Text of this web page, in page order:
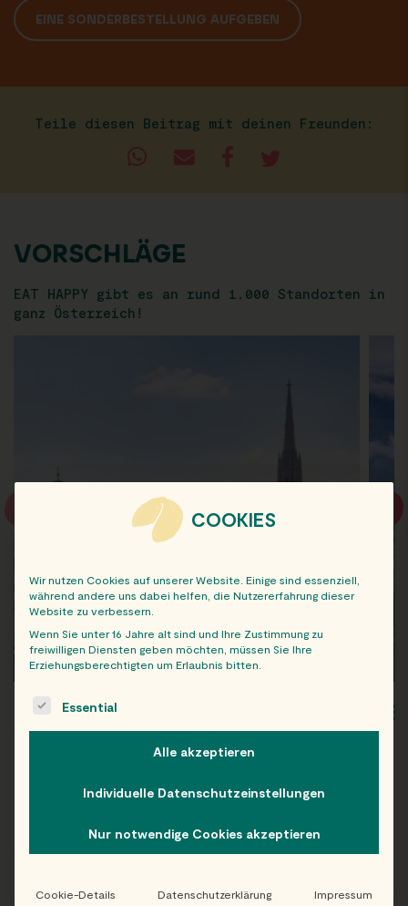
EINE SONDERBESTELLUNG AUFGEBEN
Teile diesen Beitrag mit deinen Freunden:
VORSCHLÄGE
EAT HAPPY gibt es an rund 1.000 Standorten in
ganz Österreich!
WIEN
Folge uns auf Instagram!
COOKIES
Wir nutzen Cookies auf unserer Website. Einige sind essenziell,
während andere uns dabei helfen, die Nutzererfahrung dieser
Website zu verbessern.
Wenn Sie unter 16 Jahre alt sind und Ihre Zustimmung zu
freiwilligen Diensten geben möchten, müssen Sie Ihre
Erziehungsberechtigten um Erlaubnis bitten.
The following is a list of service groups for which consent
Essential
Alle akzeptieren
Individuelle Datenschutzeinstellungen
Nur notwendige Cookies akzeptieren
Cookie-Details Datenschutzerklärung Impressum